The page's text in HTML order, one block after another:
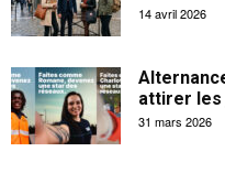
14 avril 2026
attirer les
31 mars 2026